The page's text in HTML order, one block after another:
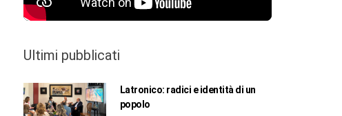
Ultimi pubblicati
Latronico: radici e identità di un
popolo